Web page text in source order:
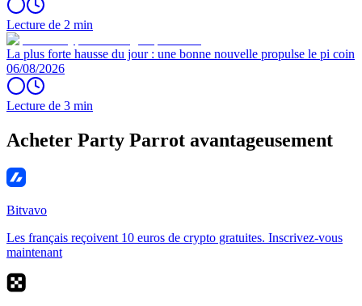
Lecture de 2 min
La plus forte hausse du jour : une bonne nouvelle propulse le pi coin
06/08/2026
Lecture de 3 min
Acheter Party Parrot avantageusement
Bitvavo
Les français reçoivent 10 euros de crypto gratuites. Inscrivez-vous
maintenant